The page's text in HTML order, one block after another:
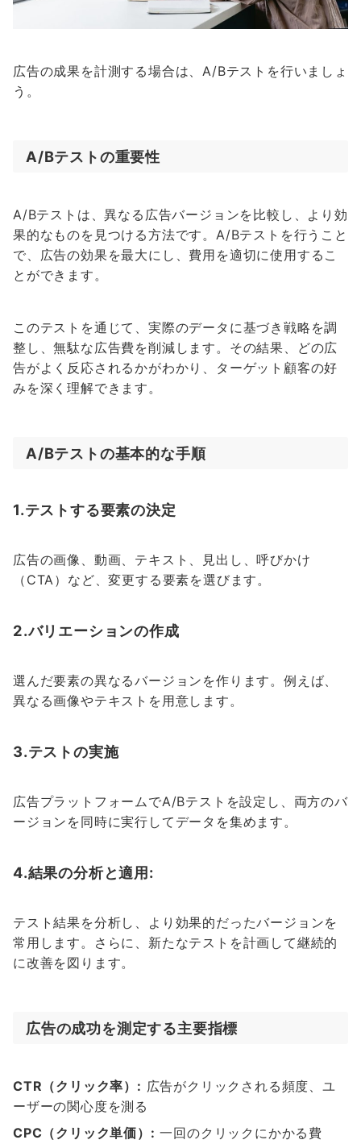
広告の成果を計測する場合は、A/Bテストを行いましょ
う。
A/Bテストの重要性
A/Bテストは、異なる広告バージョンを比較し、より効
果的なものを見つける方法です。A/Bテストを行うこと
で、広告の効果を最大にし、費用を適切に使用するこ
とができます。
このテストを通じて、実際のデータに基づき戦略を調
整し、無駄な広告費を削減します。その結果、どの広
告がよく反応されるかがわかり、ターゲット顧客の好
みを深く理解できます。
A/Bテストの基本的な手順
1.テストする要素の決定
広告の画像、動画、テキスト、見出し、呼びかけ
（CTA）など、変更する要素を選びます。
2.バリエーションの作成
選んだ要素の異なるバージョンを作ります。例えば、
異なる画像やテキストを用意します。
3.テストの実施
広告プラットフォームでA/Bテストを設定し、両方のバ
ージョンを同時に実行してデータを集めます。
4.結果の分析と適用:
テスト結果を分析し、より効果的だったバージョンを
常用します。さらに、新たなテストを計画して継続的
に改善を図ります。
広告の成功を測定する主要指標
CTR（クリック率）: 広告がクリックされる頻度、ユ
ーザーの関心度を測る
CPC（クリック単価）: 一回のクリックにかかる費